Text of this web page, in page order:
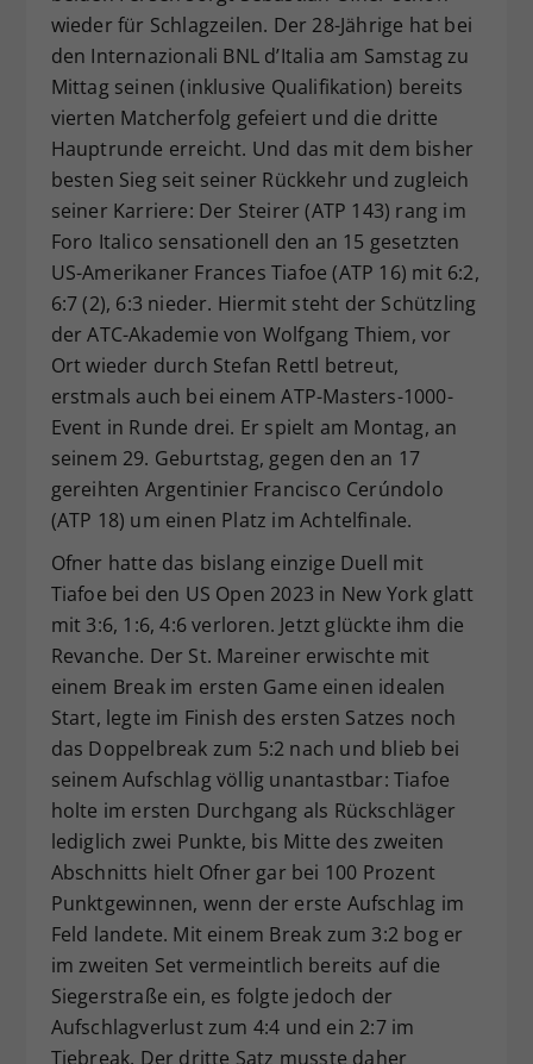
wieder für Schlagzeilen. Der 28-Jährige hat bei
den Internazionali BNL d’Italia am Samstag zu
Mittag seinen (inklusive Qualifikation) bereits
vierten Matcherfolg gefeiert und die dritte
Hauptrunde erreicht. Und das mit dem bisher
besten Sieg seit seiner Rückkehr und zugleich
seiner Karriere: Der Steirer (ATP 143) rang im
Foro Italico sensationell den an 15 gesetzten
US-Amerikaner Frances Tiafoe (ATP 16) mit 6:2,
6:7 (2), 6:3 nieder. Hiermit steht der Schützling
der ATC-Akademie von Wolfgang Thiem, vor
Ort wieder durch Stefan Rettl betreut,
erstmals auch bei einem ATP-Masters-1000-
Event in Runde drei. Er spielt am Montag, an
seinem 29. Geburtstag, gegen den an 17
gereihten Argentinier Francisco Cerúndolo
(ATP 18) um einen Platz im Achtelfinale.
Ofner hatte das bislang einzige Duell mit
Tiafoe bei den US Open 2023 in New York glatt
mit 3:6, 1:6, 4:6 verloren. Jetzt glückte ihm die
Revanche. Der St. Mareiner erwischte mit
einem Break im ersten Game einen idealen
Start, legte im Finish des ersten Satzes noch
das Doppelbreak zum 5:2 nach und blieb bei
seinem Aufschlag völlig unantastbar: Tiafoe
holte im ersten Durchgang als Rückschläger
lediglich zwei Punkte, bis Mitte des zweiten
Abschnitts hielt Ofner gar bei 100 Prozent
Punktgewinnen, wenn der erste Aufschlag im
Feld landete. Mit einem Break zum 3:2 bog er
im zweiten Set vermeintlich bereits auf die
Siegerstraße ein, es folgte jedoch der
Aufschlagverlust zum 4:4 und ein 2:7 im
Tiebreak. Der dritte Satz musste daher
Zweck
Dieser Wert speichert Ihre Consent-
Einstellungen. Unter anderem eine
zufällig generierte ID, für die
historische Speicherung Ihrer
vorgenommen Einstellungen, falls der
Webseiten-Betreiber dies eingestellt
hat.